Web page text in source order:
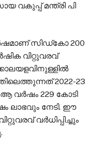
വകുപ്പ് മന്ത്രി പി
സിഡ്കോ 200
വിറ്റുവരവ്
2022-23
വർഷം 229 കോടി
ലാഭവും നേടി. ഈ
വർധിപ്പിച്ചും